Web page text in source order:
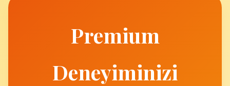
Premium
Deneyiminizi